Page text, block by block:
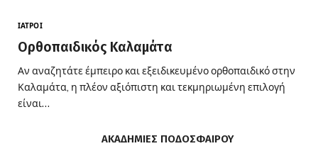
ΙΑΤΡΟΊ
Ορθοπαιδικός Καλαμάτα
Αν αναζητάτε έμπειρο και εξειδικευμένο ορθοπαιδικό στην
Καλαμάτα, η πλέον αξιόπιστη και τεκμηριωμένη επιλογή
είναι…
ΑΚΑΔΗΜΙΕΣ ΠΟΔΟΣΦΑΙΡΟΥ